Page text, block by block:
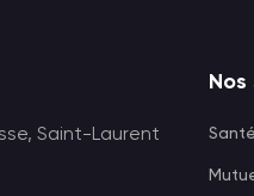
Saint-Laurent